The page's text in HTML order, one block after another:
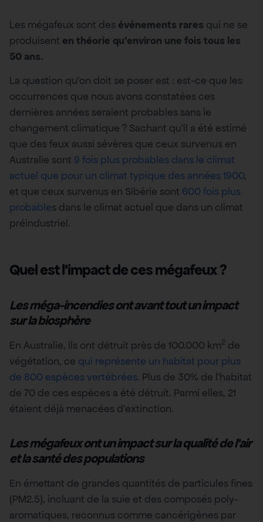
Les mégafeux sont des événements rares qui ne se
produisent en théorie qu’environ une fois tous les
50 ans.
La question qu’on doit se poser est : est-ce que les
occurrences que nous avons constatées ces
dernières années seraient probables sans le
changement climatique ? Sachant qu’il a été estimé
que des feux aussi sévères que ceux survenus en
Australie sont 9 fois plus probables dans le climat
actuel que pour un climat typique des années 1900,
et que ceux survenus en Sibérie sont 600 fois plus
probables dans le climat actuel que dans un climat
préindustriel.
Quel est l’impact de ces mégafeux ?
Les méga-incendies ont avant tout un impact
sur la biosphère
En Australie, ils ont détruit près de 100.000 km2 de
végétation, ce qui représente un habitat pour plus
de 800 espèces vertébrées. Plus de 30% de l’habitat
de 70 de ces espèces a été détruit. Parmi elles, 21
étaient déjà menacées d’extinction.
Les mégafeuxont un impact sur la qualité de l’air
et la santé des populations
En émettant de grandes quantités de particules fines
(PM2.5), incluant de la suie et des composés poly-
aromatiques, reconnus comme cancérigènes par